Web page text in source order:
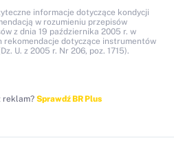
informacje dotyczące kondycji
w rozumieniu przepisów
z dnia 19 października 2005 r. w
rekomendacje dotyczące instrumentów
U. z 2005 r. Nr 206, poz. 1715).
reklam? Sprawdź BR Plus